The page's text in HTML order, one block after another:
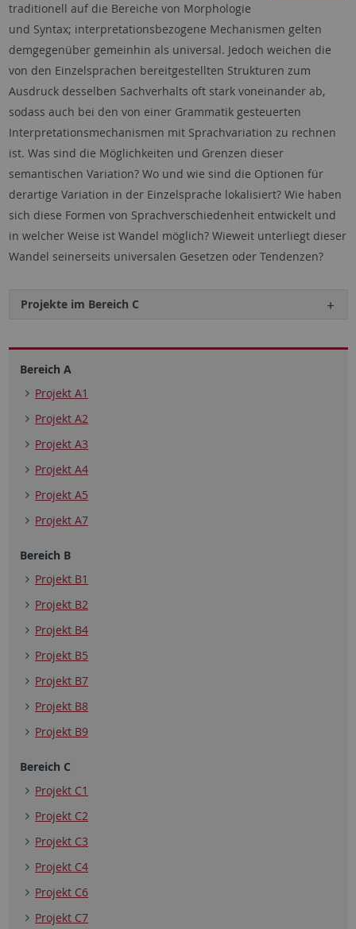
traditionell auf die Bereiche von Morphologie
und Syntax; interpretationsbezogene Mechanismen gelten
demgegenüber gemeinhin als universal. Jedoch weichen die
von den Einzelsprachen bereitgestellten Strukturen zum
Ausdruck desselben Sachverhalts oft stark voneinander ab,
sodass auch bei den von einer Grammatik gesteuerten
Interpretationsmechanismen mit Sprachvariation zu rechnen
ist. Was sind die Möglichkeiten und Grenzen dieser
semantischen Variation? Wo und wie sind die Optionen für
derartige Variation in der Einzelsprache lokalisiert? Wie haben
sich diese Formen von Sprachverschiedenheit entwickelt und
in welcher Weise ist Wandel möglich? Wieweit unterliegt dieser
Wandel seinerseits universalen Gesetzen oder Tendenzen?
Projekte im Bereich C
Bereich A
Projekt A1
Projekt A2
Projekt A3
Projekt A4
Projekt A5
Projekt A7
Bereich B
Projekt B1
Projekt B2
Projekt B4
Projekt B5
Projekt B7
Projekt B8
Projekt B9
Bereich C
Projekt C1
Projekt C2
Projekt C3
Projekt C4
Projekt C6
Projekt C7